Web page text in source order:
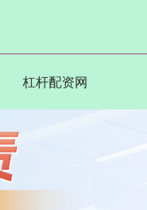
杠杆配资网